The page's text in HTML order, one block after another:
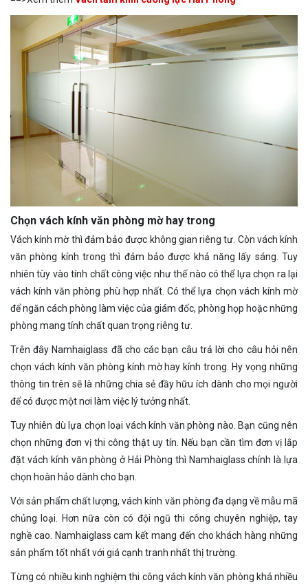
Chọn vách kính văn phòng mờ hay trong
Vách kính mờ thì đảm bảo được không gian riêng tư. Còn vách kính
văn phòng kính trong thì đảm bảo được khả năng lấy sáng. Tuy
nhiên tùy vào tính chất công việc như thế nào có thể lựa chọn ra lại
vách kính văn phòng phù hợp nhất. Có thể lựa chọn vách kính mờ
để ngăn cách phòng làm việc của giám đốc, phòng họp hoặc những
phòng mang tính chất quan trọng riêng tư.
Trên đây Namhaiglass đã cho các bạn câu trả lời cho câu hỏi nên
chọn vách kính văn phòng kính mờ hay kính trong. Hy vọng những
thông tin trên sẽ là những chia sẻ đầy hữu ích dành cho mọi người
để có được một nơi làm việc lý tưởng nhất.
Tuy nhiên dù lựa chọn loại vách kính văn phòng nào. Bạn cũng nên
chọn những đơn vị thi công thật uy tín. Nếu bạn cần tìm đơn vị lắp
đặt vách kính văn phòng ở Hải Phòng thì Namhaiglass chính là lựa
chọn hoàn hảo dành cho bạn.
Với sản phẩm chất lượng, vách kính văn phòng đa dạng về mẫu mã
chủng loại. Hơn nữa còn có đội ngũ thi công chuyên nghiệp, tay
nghề cao. Namhaiglass cam kết mang đến cho khách hàng những
sản phẩm tốt nhất với giá cạnh tranh nhất thị trường.
Từng có nhiều kinh nghiệm thi công vách kính văn phòng khá nhiều